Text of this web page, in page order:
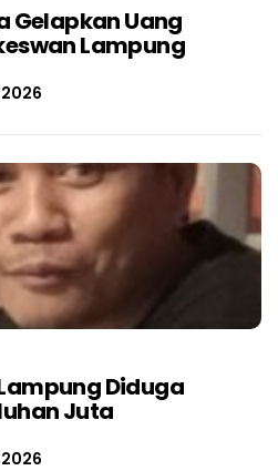
Gelapkan Uang
Lampung
Diduga
Juta